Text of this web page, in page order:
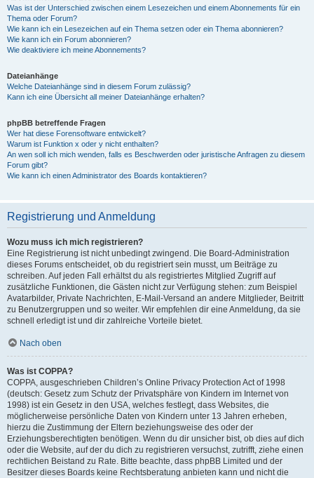
Was ist der Unterschied zwischen einem Lesezeichen und einem Abonnements für ein
Thema oder Forum?
Wie kann ich ein Lesezeichen auf ein Thema setzen oder ein Thema abonnieren?
Wie kann ich ein Forum abonnieren?
Wie deaktiviere ich meine Abonnements?
Dateianhänge
Welche Dateianhänge sind in diesem Forum zulässig?
Kann ich eine Übersicht all meiner Dateianhänge erhalten?
phpBB betreffende Fragen
Wer hat diese Forensoftware entwickelt?
Warum ist Funktion x oder y nicht enthalten?
An wen soll ich mich wenden, falls es Beschwerden oder juristische Anfragen zu diesem
Forum gibt?
Wie kann ich einen Administrator des Boards kontaktieren?
Registrierung und Anmeldung
Wozu muss ich mich registrieren?
Eine Registrierung ist nicht unbedingt zwingend. Die Board-Administration
dieses Forums entscheidet, ob du registriert sein musst, um Beiträge zu
schreiben. Auf jeden Fall erhältst du als registriertes Mitglied Zugriff auf
zusätzliche Funktionen, die Gästen nicht zur Verfügung stehen: zum Beispiel
Avatarbilder, Private Nachrichten, E-Mail-Versand an andere Mitglieder, Beitritt
zu Benutzergruppen und so weiter. Wir empfehlen dir eine Anmeldung, da sie
schnell erledigt ist und dir zahlreiche Vorteile bietet.
Nach oben
Was ist COPPA?
COPPA, ausgeschrieben Children’s Online Privacy Protection Act of 1998
(deutsch: Gesetz zum Schutz der Privatsphäre von Kindern im Internet von
1998) ist ein Gesetz in den USA, welches festlegt, dass Websites, die
möglicherweise persönliche Daten von Kindern unter 13 Jahren erheben,
hierzu die Zustimmung der Eltern beziehungsweise des oder der
Erziehungsberechtigten benötigen. Wenn du dir unsicher bist, ob dies auf dich
oder die Website, auf der du dich zu registrieren versuchst, zutrifft, ziehe einen
rechtlichen Beistand zu Rate. Bitte beachte, dass phpBB Limited und der
Besitzer dieses Boards keine Rechtsberatung anbieten kann und nicht die